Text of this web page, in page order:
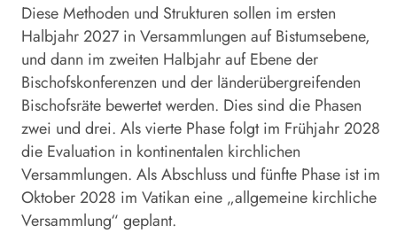
Diese Methoden und Strukturen sollen im ersten
Halbjahr 2027 in Versammlungen auf Bistumsebene,
und dann im zweiten Halbjahr auf Ebene der
Bischofskonferenzen und der länderübergreifenden
Bischofsräte bewertet werden. Dies sind die Phasen
zwei und drei. Als vierte Phase folgt im Frühjahr 2028
die Evaluation in kontinentalen kirchlichen
Versammlungen. Als Abschluss und fünfte Phase ist im
Oktober 2028 im Vatikan eine „allgemeine kirchliche
Versammlung“ geplant.